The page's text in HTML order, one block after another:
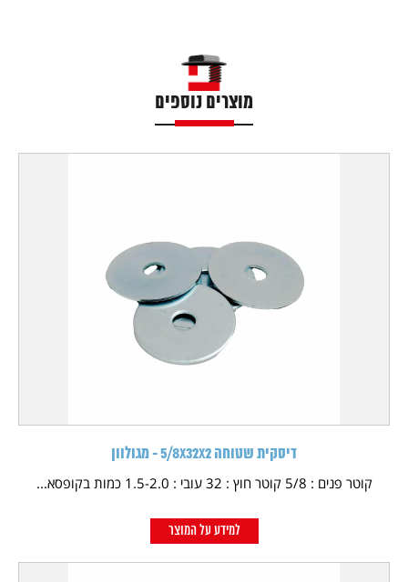
מוצרים נוספים
דיסקית שטוחה 5/8X32X2 - מגולוון
קוטר פנים : 5/8 קוטר חוץ : 32 עובי : 1.5-2.0 כמות בקופסא...
למידע על המוצר